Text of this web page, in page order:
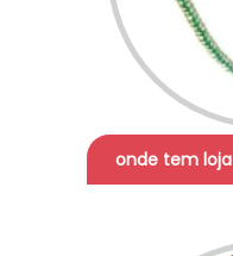
onde tem